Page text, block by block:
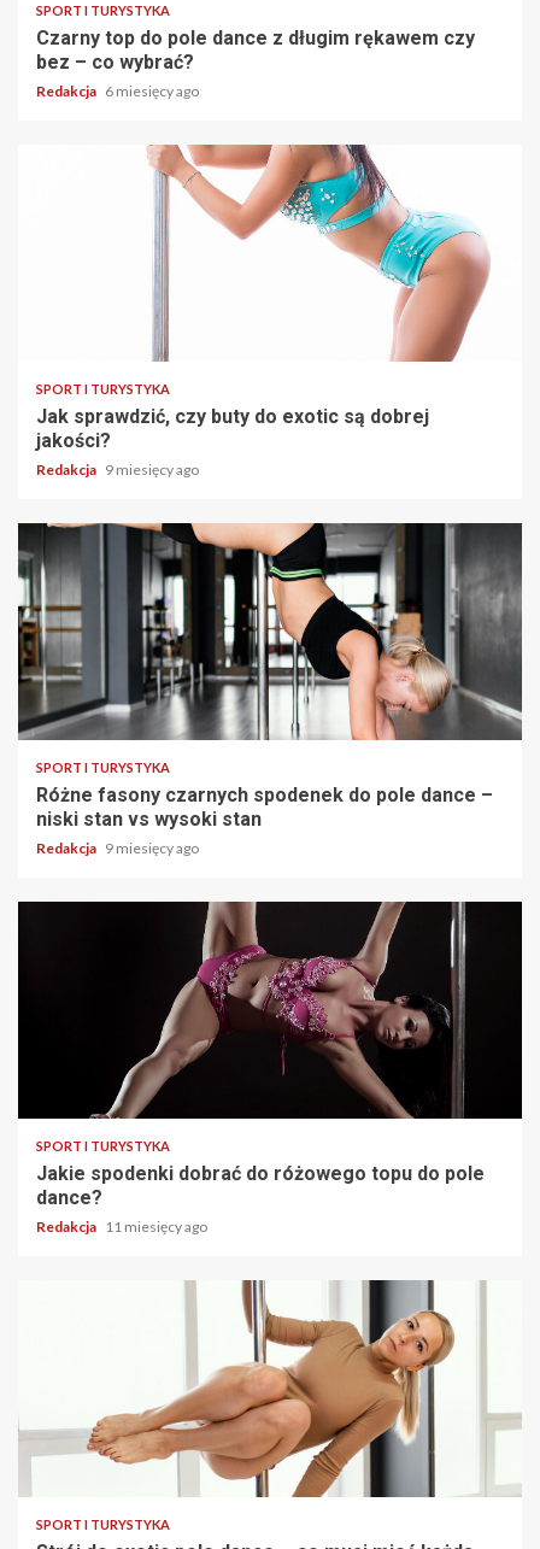
SPORT I TURYSTYKA
Czarny top do pole dance z długim rękawem czy
bez – co wybrać?
Redakcja 6 miesięcy ago
SPORT I TURYSTYKA
Jak sprawdzić, czy buty do exotic są dobrej
jakości?
Redakcja 9 miesięcy ago
SPORT I TURYSTYKA
Różne fasony czarnych spodenek do pole dance –
niski stan vs wysoki stan
Redakcja 9 miesięcy ago
SPORT I TURYSTYKA
Jakie spodenki dobrać do różowego topu do pole
dance?
Redakcja 11 miesięcy ago
SPORT I TURYSTYKA